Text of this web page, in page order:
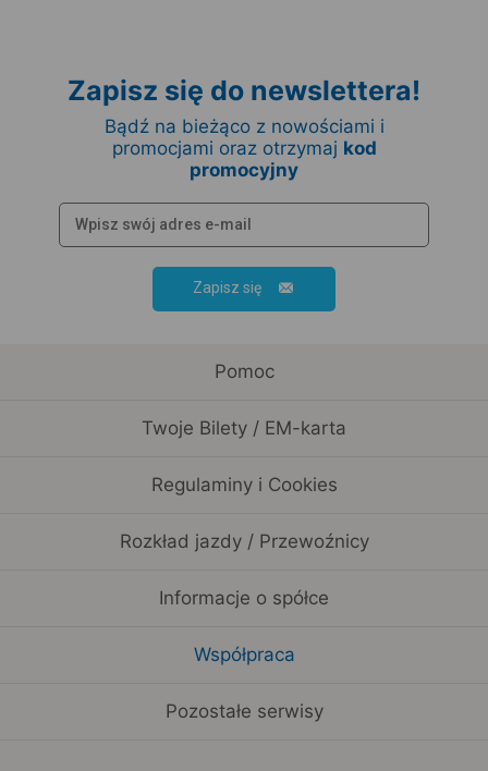
Zapisz się do newslettera!
Bądź na bieżąco z nowościami i
promocjami oraz otrzymaj kod
promocyjny
Zapisz się
Pomoc
Twoje Bilety / EM-karta
Regulaminy i Cookies
Rozkład jazdy / Przewoźnicy
Informacje o spółce
Współpraca
Pozostałe serwisy